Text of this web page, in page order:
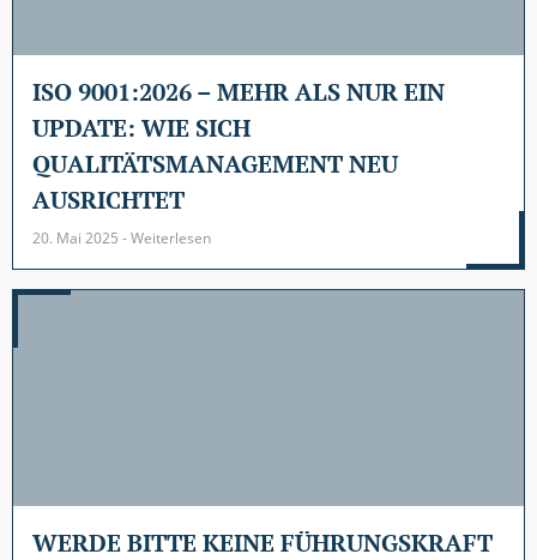
ISO 9001:2026 – MEHR ALS NUR EIN
UPDATE: WIE SICH
QUALITÄTSMANAGEMENT NEU
AUSRICHTET
20. Mai 2025 - Weiterlesen
WERDE BITTE KEINE FÜHRUNGSKRAFT